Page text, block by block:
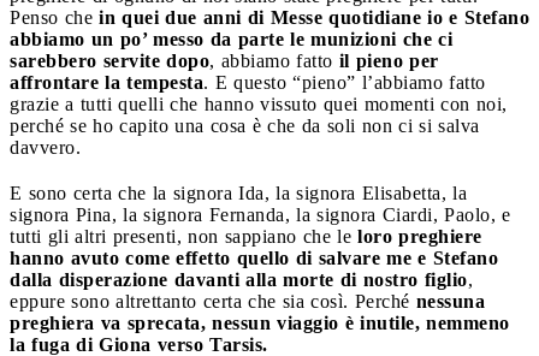
Penso che in quei due anni di Messe quotidiane io e Stefano
abbiamo un po’ messo da parte le munizioni che ci
sarebbero servite dopo, abbiamo fatto il pieno per
affrontare la tempesta. E questo “pieno” l’abbiamo fatto
grazie a tutti quelli che hanno vissuto quei momenti con noi,
perché se ho capito una cosa è che da soli non ci si salva
davvero.
E sono certa che la signora Ida, la signora Elisabetta, la
signora Pina, la signora Fernanda, la signora Ciardi, Paolo, e
tutti gli altri presenti, non sappiano che le loro preghiere
hanno avuto come effetto quello di salvare me e Stefano
dalla disperazione davanti alla morte di nostro figlio,
eppure sono altrettanto certa che sia così. Perché nessuna
preghiera va sprecata, nessun viaggio è inutile, nemmeno
la fuga di Giona verso Tarsis.